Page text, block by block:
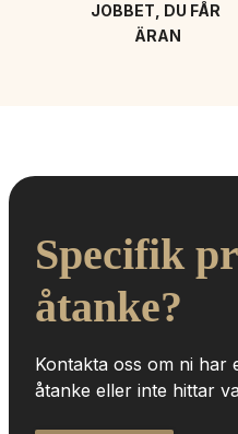
JOBBET, DU FÅR
ÄRAN
Specifik
åtanke?
Kontakta oss om ni har
åtanke eller inte hittar